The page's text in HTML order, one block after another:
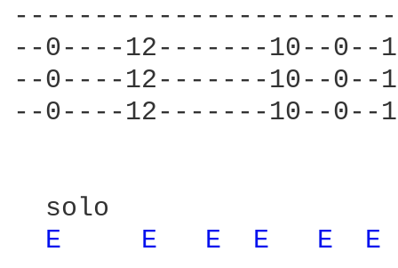
--0----12-------10--
--0----12-------10--
--0----12-------10--
E
E E E E
E